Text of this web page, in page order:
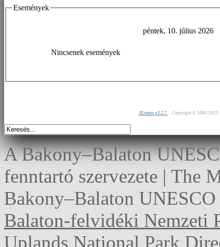
Események
péntek, 10. július 2026
Nincsenek események
JEvents v2.2.7 Copyright © 2006-2012
A Bakony–Balaton
fenntartó szervezete | The
Bakony–Balaton
Balaton-felvidéki Nemzeti
Uplands National Park